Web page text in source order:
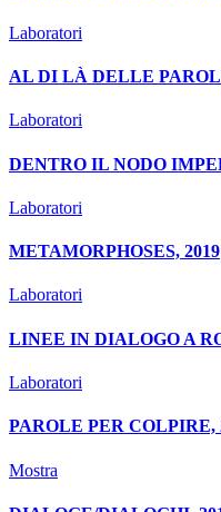
Laboratori
AL DI LÀ DELLE
Laboratori
DENTRO IL NODO
Laboratori
METAMORPHOSES, 2019
Laboratori
LINEE IN DIALOGO A
Laboratori
PAROLE PER COLPIRE,
Mostra